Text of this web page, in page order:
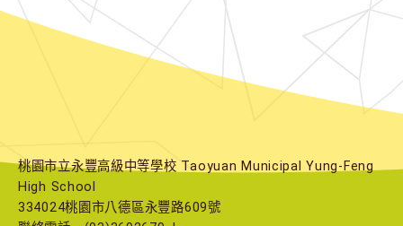
桃園市立永豐高級中等學校 Taoyuan Municipal Yung-Feng
High School
334024桃園市八德區永豐路609號